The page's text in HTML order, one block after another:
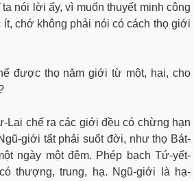
nói lời ấy, vì muốn thuyết minh công
chớ không phải nói có cách thọ giới
được thọ năm giới từ một, hai, cho
Lai chế ra các giới đều có chừng hạn
giới tất phải suốt đời, như thọ Bát-
ngày một đêm. Phép bạch Tứ-yết-
thượng, trung, hạ. Ngũ-giới là hạ-